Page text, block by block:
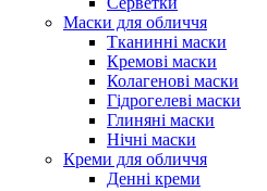
Маски для обличчя
Тканинні маски
Кремові маски
Колагенові маски
Гідрогелеві маски
Глиняні маски
Нічні маски
Креми для обличчя
Денні креми